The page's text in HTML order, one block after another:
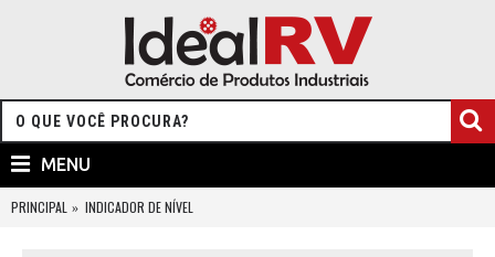
MENU
PRINCIPAL INDICADOR DE NÍVEL